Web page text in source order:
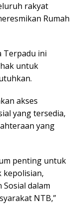
rakyat
Rumah
Terpadu ini
untuk
akses
yang tersedia,
yang
penting untuk
kepolisian,
dalam
NTB,”